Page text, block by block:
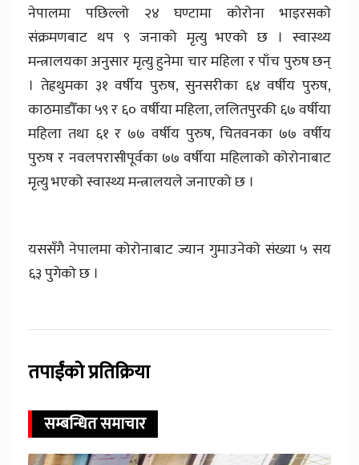
नेपालमा पछिल्लो २४ घण्टामा कोरोना भाइरसकाे
संक्रमणबाट थप ९ जनाको मृत्यु भएको छ । स्वास्थ्य
मन्त्रालयका अनुसार मृत्यु हुनेमा चार महिला र पाँच पुरुष छन्
। तेह्रथुमका ३१ वर्षीय पुरुष, सुनसरीका ६४ वर्षीय पुरुष,
काठमाडौँका ५९ र ६० वर्षीया महिला, ललितपुरकी ६७ वर्षीया
महिला तथा ६१ र ७७ वर्षीय पुरुष, चितवनका ७७ वर्षीय
पुरुष र नवलपरासीपूर्वका ७७ वर्षीया महिलाको कोरोनाबाट
मृत्यु भएको स्वास्थ्य मन्त्रालयले जनाएको छ ।
यससँगै नेपालमा कोरोनाबाट ज्यान गुमाउनेको संख्या ५ सय
६३ पुगेको छ ।
तपाईंको प्रतिक्रिया
सम्बन्धित समाचार